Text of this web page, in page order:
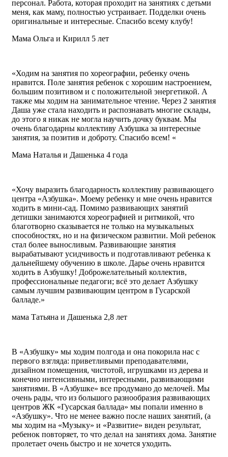
персонал. Работа, которая проходит на занятиях с детьми
меня, как маму, полностью устраивает. Подделки очень
оригинальные и интересные. Спасибо всему клубу!
Мама Ольга и Кирилл 5 лет
«Ходим на занятия по хореографии, ребенку очень
нравится. Поле занятия ребенок с хорошим настроением,
большим позитивом и с положительной энергетикой. А
также мы ходим на занимательное чтение. Через 2 занятия
Даша уже стала находить и распознавать многие склады,
до этого я никак не могла научить дочку буквам. Мы
очень благодарны коллективу Азбушка за интересные
занятия, за позитив и доброту. Спасибо всем! «
Мама Наталья и Дашенька 4 года
«Хочу выразить благодарность коллективу развивающего
центра «Азбушка». Моему ребенку и мне очень нравится
ходить в мини-сад. Помимо развивающих занятий
детишки занимаются хореографией и ритмикой, что
благотворно сказывается не только на музыкальных
способностях, но и на физическом развитии. Мой ребенок
стал более выносливым. Развивающие занятия
вырабатывают усидчивость и подготавливают ребенка к
дальнейшему обучению в школе. Дарье очень нравится
ходить в Азбушку! Доброжелательный коллектив,
профессиональные педагоги; всё это делает Азбушку
самым лучшим развивающим центром в Гусарской
балладе.»
мама Татьяна и Дашенька 2,8 лет
В «Азбушку» мы ходим полгода и она покорила нас с
первого взгляда: приветливыми преподавателями,
дизайном помещения, чистотой, игрушками из дерева и
конечно интенсивными, интересными, развивающими
занятиями. В «Азбушке» все продумано до мелочей. Мы
очень рады, что из большого разнообразия развивающих
центров ЖК «Гусарская баллада» мы попали именно в
«Азбушку». Что не менее важно после наших занятий, (а
мы ходим на «Музыку» и «Развитие» виден результат,
ребенок повторяет, то что делал на занятиях дома. Занятие
пролетает очень быстро и не хочется уходить.